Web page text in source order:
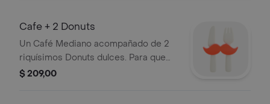
Cafe + 2 Donuts
Un Café Mediano acompañado de 2
riquísimos Donuts dulces. Para que
tus mañanas y tardes sean deliciosas.
$ 209,00